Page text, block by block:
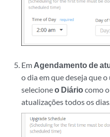
Em Agendamento de
o dia em que deseja que
selecioneo Diáriocomo o
atualizações todos os